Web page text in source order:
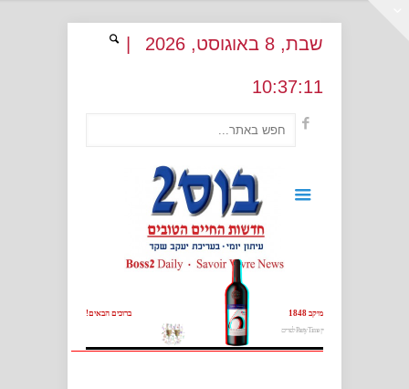
שבת, 8 באוגוסט, 2026
10:37:11
ברוכים הבאים! מיקב 1848
יין Party Time לפורים